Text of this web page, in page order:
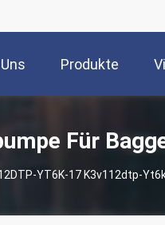
Produkte
Für
YT6K-17 K3v112dtp-